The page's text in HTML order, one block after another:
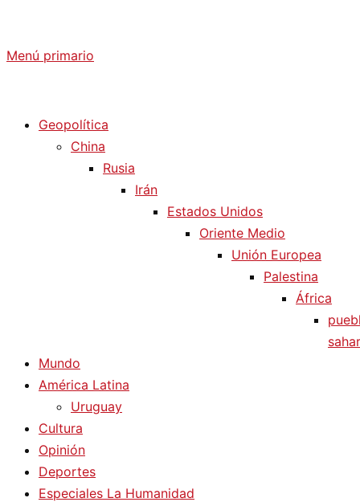
Menú primario
Geopolítica
China
Rusia
Irán
Estados Unidos
Oriente Medio
Unión Europea
Palestina
África
Mundo
América Latina
Uruguay
Cultura
Opinión
Deportes
Especiales La Humanidad